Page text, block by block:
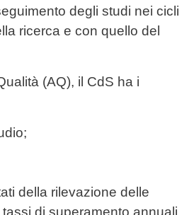
degli studi nei cicli
ricerca e con quello del
(AQ), il CdS ha i
della rilevazione delle
di superamento annuali